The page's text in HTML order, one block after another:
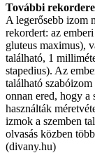
További
A legerősebb izom
rekordert: az
gluteus maximus),
található, 1
stapedius). Az
található
onnan ered, hogy a
használták
izmok a szemben
olvasás közben
(divany.hu)